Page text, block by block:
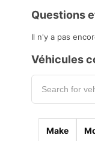
Questions
Il n'y a pas
Véhicules
Make